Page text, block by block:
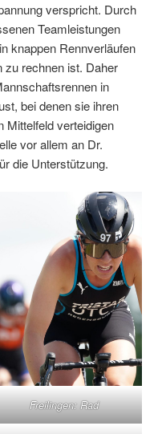
verspricht. Durch
Teamleistungen
knappen Rennverläufen
zu rechnen ist. Daher
in
bei denen sie ihren
Mittelfeld verteidigen
vor allem an Dr.
die Unterstützung.
Freilingen: Rad